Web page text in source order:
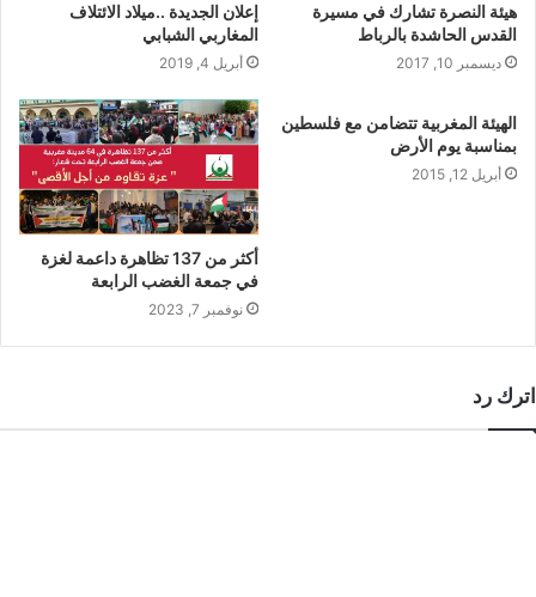
هيئة النصرة تشارك في مسيرة
القدس الحاشدة بالرباط
ديسمبر 10, 2017
إعلان الجديدة ..ميلاد الائتلاف
المغاربي الشبابي
أبريل 4, 2019
الهيئة المغربية تتضامن مع فلسطين
بمناسبة يوم الأرض
أبريل 12, 2015
أكثر من 137 تظاهرة داعمة لغزة
في جمعة الغضب الرابعة
نوفمبر 7, 2023
اترك رد